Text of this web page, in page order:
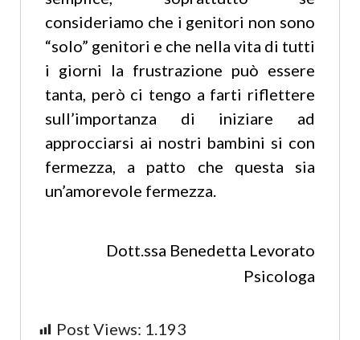
consideriamo che i genitori non sono
“solo” genitori e che nella vita di tutti
i giorni la frustrazione può essere
tanta, però ci tengo a farti riflettere
sull’importanza di iniziare ad
approcciarsi ai nostri bambini si con
fermezza, a patto che questa sia
un’amorevole fermezza.
Dott.ssa Benedetta Levorato
Psicologa
Post Views: 1.193